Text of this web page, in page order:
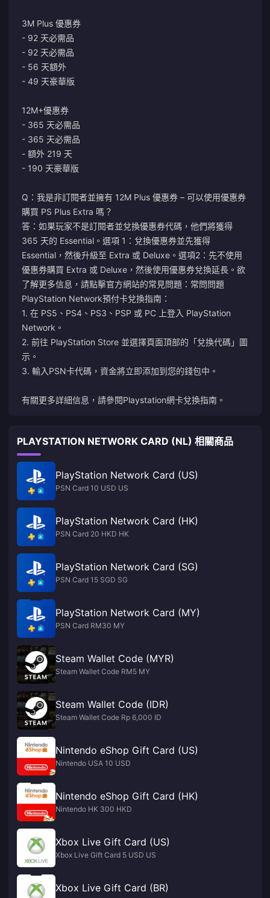
3M Plus 優惠券
- 92 天必需品
- 92 天必需品
- 56 天額外
- 49 天豪華版
12M+優惠券
- 365 天必需品
- 365 天必需品
- 額外 219 天
- 190 天豪華版
Q：我是非訂閱者並擁有 12M Plus 優惠券 – 可以使用優惠券
購買 PS Plus Extra 嗎？
答：如果玩家不是訂閱者並兌換優惠券代碼，他們將獲得
365 天的 Essential。選項 1：兌換優惠券並先獲得
Essential，然後升級至 Extra 或 Deluxe。選項2：先不使用
優惠券購買 Extra 或 Deluxe，然後使用優惠券兌換延長。欲
了解更多信息，請點擊官方網站的常見問題： 常問問題
PlayStation Network預付卡兌換指南：
1. 在 PS5、PS4、PS3、PSP 或 PC 上登入 PlayStation
Network。
2. 前往 PlayStation Store 並選擇頁面頂部的「兌換代碼」圖
示。
3. 輸入PSN卡代碼，資金將立即添加到您的錢包中。
有關更多詳細信息，請參閱Playstation網卡兌換指南 。
PLAYSTATION NETWORK CARD (NL) 相關商品
PlayStation Network Card (US)
PSN Card 10 USD US
PlayStation Network Card (HK)
PSN Card 20 HKD HK
PlayStation Network Card (SG)
PSN Card 15 SGD SG
PlayStation Network Card (MY)
PSN Card RM30 MY
Steam Wallet Code (MYR)
Steam Wallet Code RM5 MY
Steam Wallet Code (IDR)
Steam Wallet Code Rp 6,000 ID
Nintendo eShop Gift Card (US)
Nintendo USA 10 USD
Nintendo eShop Gift Card (HK)
Nintendo HK 300 HKD
Xbox Live Gift Card (US)
Xbox Live Gift Card 5 USD US
Xbox Live Gift Card (BR)